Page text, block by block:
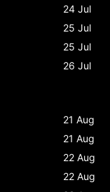
24 Jul
25 Jul
25 Jul
26 Jul
21 Aug
21 Aug
22 Aug
22 Aug